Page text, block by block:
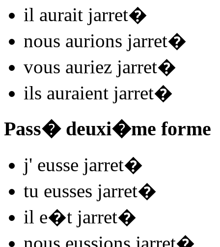
il aurait jarret�
nous aurions jarret�
vous auriez jarret�
ils auraient jarret�
Pass� deuxi�me forme
j' eusse jarret�
tu eusses jarret�
il e�t jarret�
nous eussions jarret�